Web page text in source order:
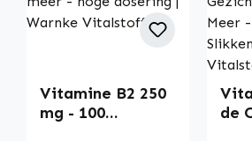
Vitamine B2 250
mg - 100
de